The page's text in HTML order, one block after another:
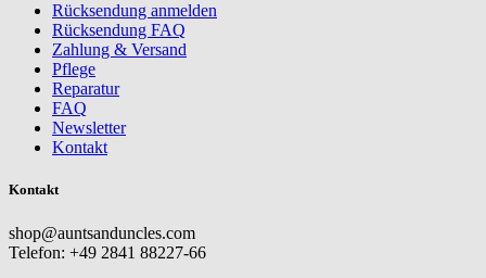
Rücksendung anmelden
Rücksendung FAQ
Zahlung & Versand
Pflege
Reparatur
FAQ
Newsletter
Kontakt
Kontakt
shop@auntsanduncles.com
Telefon: +49 2841 88227-66